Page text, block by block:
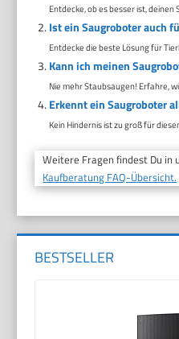
Entdecke, ob es besser ist,
Ist ein Saugroboter auch
Entdecke die beste Lösung für
Kann ich meinen
Nie mehr Staubsaugen! Erfahre,
Erkennt ein Saugroboter
Kein Hindernis ist zu groß für
Weitere Fragen findest Du in
Kaufberatung FAQ-Übersicht.
BESTSELLER